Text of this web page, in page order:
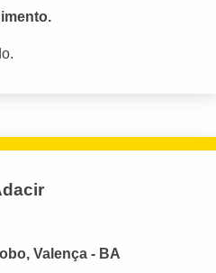
Valença - BA